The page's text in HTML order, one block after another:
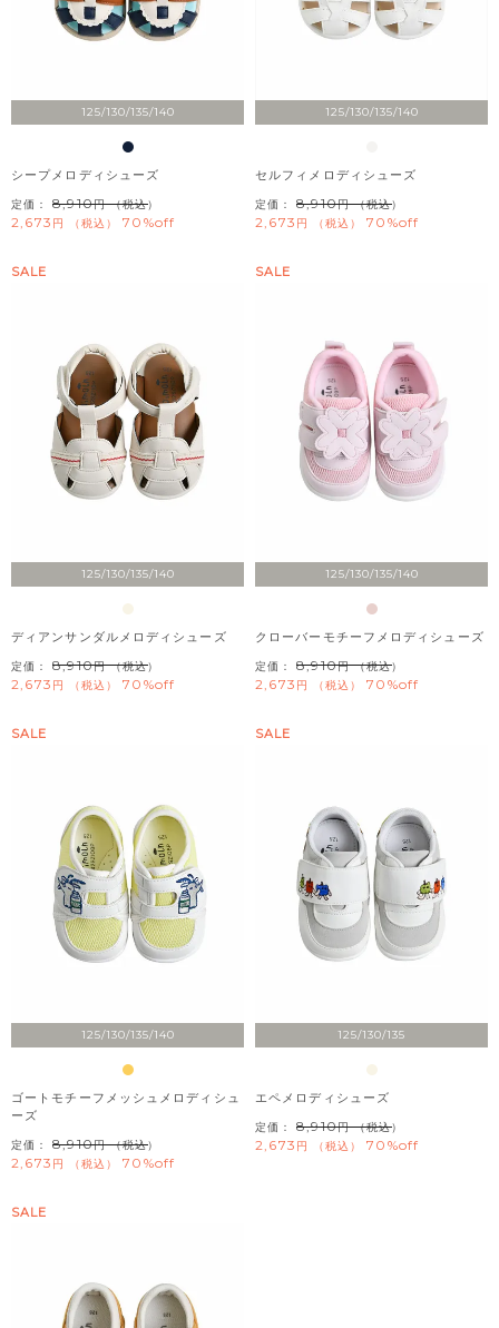
125/130/135/140
シープメロディシューズ
定価： 8,910 （税込）
2,673 税込 70%off
125/130/135/140
セルフィメロディシューズ
定価： 8,910 （税込）
2,673 税込 70%off
125/130/135/140
SALE
ディアンサンダルメロディシューズ
定価： 8,910 （税込）
2,673 税込 70%off
125/130/135/140
SALE
クローバーモチーフメロディシューズ
定価： 8,910 （税込）
2,673 税込 70%off
125/130/135/140
SALE
ゴートモチーフメッシュメロディシュ
ーズ
定価： 8,910 （税込）
2,673 税込 70%off
125/130/135
SALE
エペメロディシューズ
定価： 8,910 （税込）
2,673 税込 70%off
SALE